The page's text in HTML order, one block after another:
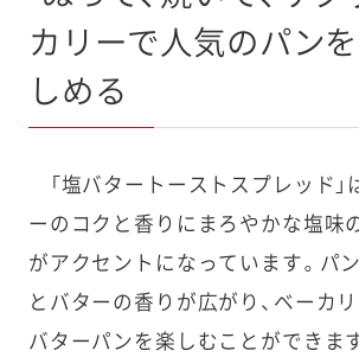
カリーで人気のパン
しめる
「塩バタートーストスプレッド」
ーのコクと香りにまろやかな塩味
がアクセントになっています。パ
とバターの香りが広がり、ベーカ
バターパンを楽しむことができます